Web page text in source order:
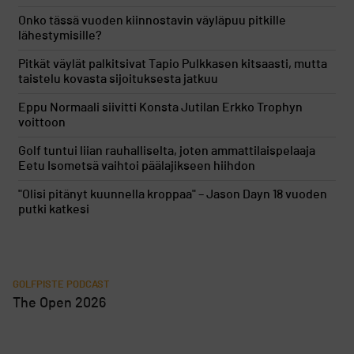
Onko tässä vuoden kiinnostavin väyläpuu pitkille
lähestymisille?
Pitkät väylät palkitsivat Tapio Pulkkasen kitsaasti, mutta
taistelu kovasta sijoituksesta jatkuu
Eppu Normaali siivitti Konsta Jutilan Erkko Trophyn
voittoon
Golf tuntui liian rauhalliselta, joten ammattilaispelaaja
Eetu Isometsä vaihtoi päälajikseen hiihdon
"Olisi pitänyt kuunnella kroppaa" – Jason Dayn 18 vuoden
putki katkesi
GOLFPISTE PODCAST
The Open 2026